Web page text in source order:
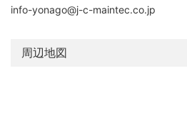
info-yonago@j-c-maintec.co.jp
周辺地図